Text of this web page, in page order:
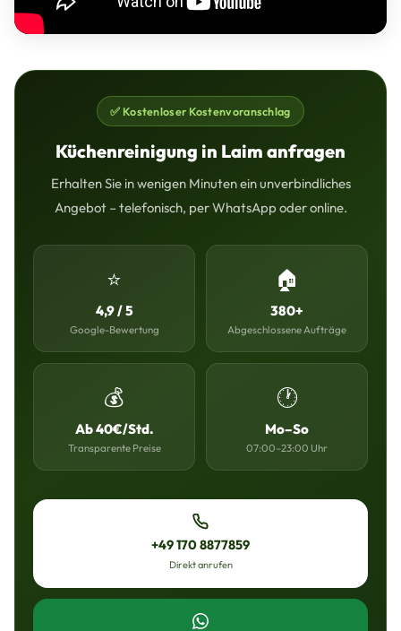
✅ Kostenloser Kostenvoranschlag
Küchenreinigung in Laim anfragen
Erhalten Sie in wenigen Minuten ein unverbindliches
Angebot – telefonisch, per WhatsApp oder online.
⭐
4,9 / 5
Google-Bewertung
🏠
380+
Abgeschlossene Aufträge
💰
Ab 40€/Std.
Transparente Preise
🕐
Mo–So
07:00–23:00 Uhr
+49 170 8877859
Direkt anrufen